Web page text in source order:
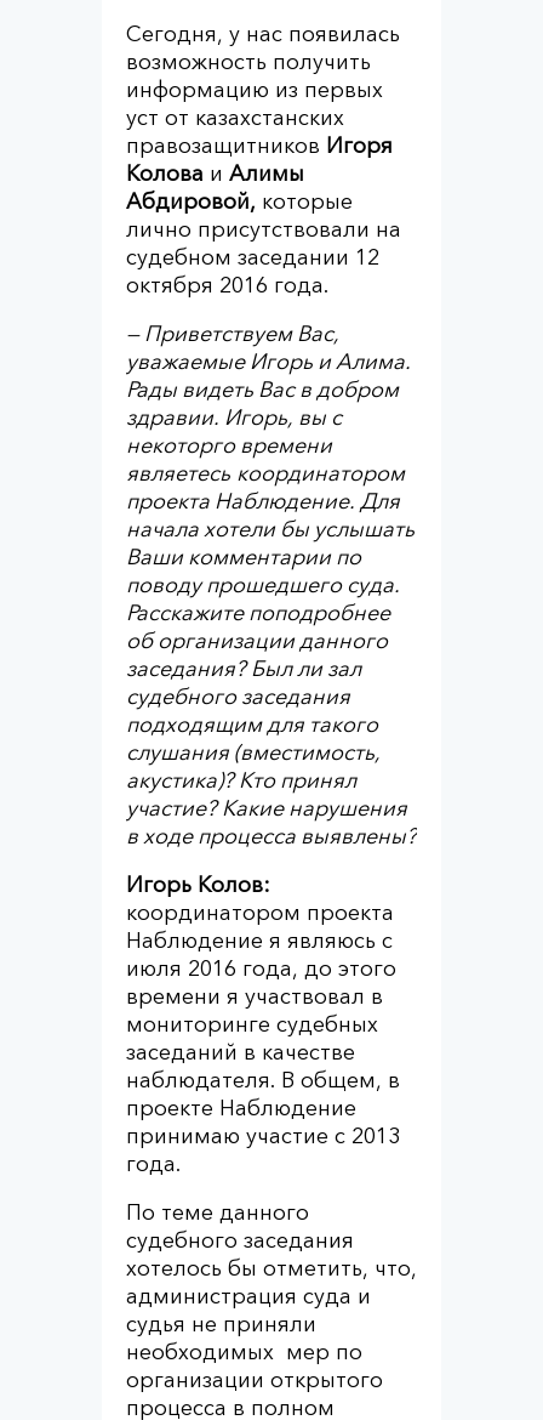
Сегодня, у нас появилась
возможность получить
информацию из первых
уст от казахстанских
правозащитников Игоря
Колова и Алимы
Абдировой, которые
лично присутствовали на
судебном заседании 12
октября 2016 года.
— Приветствуем Вас,
уважаемые Игорь и Алима.
Рады видеть Вас в добром
здравии. Игорь, вы с
некоторго времени
являетесь координатором
проекта Наблюдение. Для
начала хотели бы услышать
Вашикомментарии по
поводу прошедшего суда.
Расскажите поподробнее
об организации данного
заседания? Был ли зал
судебного заседания
подходящим для такого
слушания (вместимость,
акустика)?Кто принял
участие?Какие нарушения
в ходе процесса выявлены?
Игорь Колов:
координатором проекта
Наблюдение я являюсь с
июля 2016 года, до этого
времени я участвовал в
мониторинге судебных
заседаний в качестве
наблюдателя. В общем, в
проекте Наблюдение
принимаю участие с 2013
года.
По теме данного
судебного заседания
хотелось бы отметить, что,
администрация суда и
судья не приняли
необходимых мер по
организации открытого
процесса в полном